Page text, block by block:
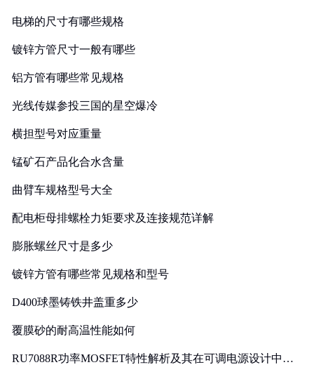
电梯的尺寸有哪些规格
镀锌方管尺寸一般有哪些
铝方管有哪些常见规格
光线传媒参投三国的星空爆冷
横担型号对应重量
锰矿石产品化合水含量
曲臂车规格型号大全
配电柜母排螺栓力矩要求及连接规范详解
膨胀螺丝尺寸是多少
镀锌方管有哪些常见规格和型号
D400球墨铸铁井盖重多少
覆膜砂的耐高温性能如何
RU7088R功率MOSFET特性解析及其在可调电源设计中的